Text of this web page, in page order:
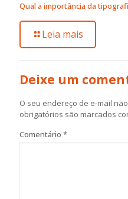
Qual a importância da
Leia mais
Deixe um
O seu endereço de e-mail
obrigatórios são marcados
Comentário *